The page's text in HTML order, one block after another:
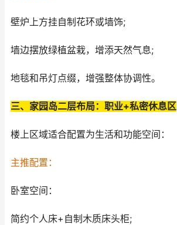
壁炉上方挂自制花环或墙饰;
墙边摆放绿植盆栽，增添天然气息;
地毯和吊灯点缀，增强整体协调性。
三、家园岛二层布局：职业+私密休息区
楼上区域适合配置为生活和功能空间：
主推配置：
卧室空间：
简约个人床+自制木质床头柜;